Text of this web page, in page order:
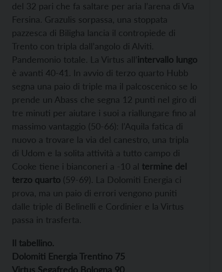
del 32 pari che fa saltare per aria l’arena di Via
Fersina. Grazulis sorpassa, una stoppata
pazzesca di Biligha lancia il contropiede di
Trento con tripla dall’angolo di Alviti.
Pandemonio totale. La Virtus all’intervallo lungo
è avanti 40-41. In avvio di terzo quarto Hubb
segna una paio di triple ma il palcoscenico se lo
prende un Abass che segna 12 punti nel giro di
tre minuti per aiutare i suoi a riallungare fino al
massimo vantaggio (50-66): l’Aquila fatica di
nuovo a trovare la via del canestro, una tripla
di Udom e la solita attività a tutto campo di
Cooke tiene i bianconeri a -10 al termine del
terzo quarto (59-69). La Dolomiti Energia ci
prova, ma un paio di errori vengono puniti
dalle triple di Belinelli e Cordinier e la Virtus
passa in trasferta.
Il tabellino.
Dolomiti Energia Trentino 75
Virtus Segafredo Bologna 90